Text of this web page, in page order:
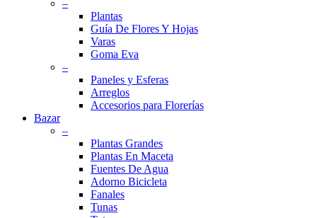
–
Plantas
Guía De Flores Y Hojas
Varas
Goma Eva
–
Paneles y Esferas
Arreglos
Accesorios para Florerías
Bazar
–
Plantas Grandes
Plantas En Maceta
Fuentes De Agua
Adorno Bicicleta
Fanales
Tunas